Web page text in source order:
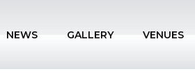
NEWS GALLERY VENUES